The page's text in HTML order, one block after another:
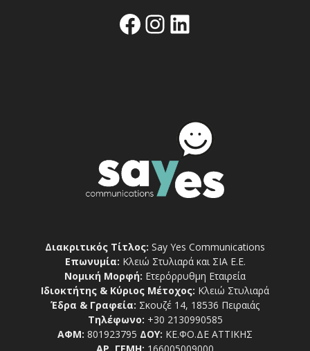
Facebook
Instagram
Linkedin
Διακριτικός Τίτλος: Say Yes Communications
Επωνυμία: Κλειώ Στυλιαρά και ΣΙΑ Ε.Ε.
Νομική Μορφή: Ετερόρρυθμη Εταιρεία
Ιδιοκτήτης & Κύριος Μέτοχος: Κλειώ Στυλιαρά
Έδρα & Γραφεία: Σκουζέ 14, 18536 Πειραιάς
Τηλέφωνο: +30 2130990585
ΑΦΜ: 801923795 ΔΟΥ: ΚΕ.ΦΟ.ΔΕ ΑΤΤΙΚΗΣ
ΑΡ. ΓΕΜΗ: 166005009000